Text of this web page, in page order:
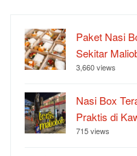
Paket Nasi
Sekitar
3,660 views
Nasi Box
Praktis di
715 views